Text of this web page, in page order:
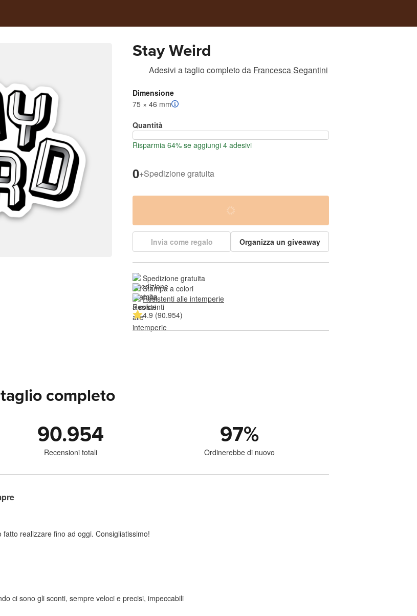
Stay Weird
Adesivi a taglio completo da Francesca Segantini
Dimensione
75 × 46 mm
Quantità
Risparmia 64% se aggiungi 4 adesivi
0+Spedizione gratuita
Invia come regalo Organizza un giveaway
Spedizione gratuita
Stampa a colori
Resistenti alle intemperie
4.9 (90.954)
completo
90.954
Recensioni totali
97%
Ordinerebbe di nuovo
realizzare fino ad oggi. Consigliatissimo!
ci sono gli sconti, sempre veloci e precisi, impeccabili